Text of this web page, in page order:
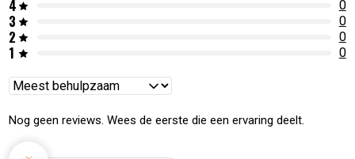
4 0
3 0
2 0
1 0
Reviews
Nog geen reviews. Wees de eerste die een ervaring deelt.